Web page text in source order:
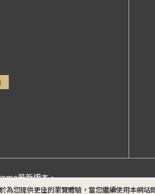
您提供更佳的瀏覽體驗，當您繼續使用本網
最新版本、